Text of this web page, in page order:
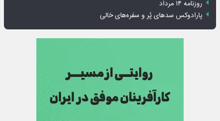
روزنامه ۱۴ مرداد
پارادوکس سدهای پُر و سفره‌های خالی